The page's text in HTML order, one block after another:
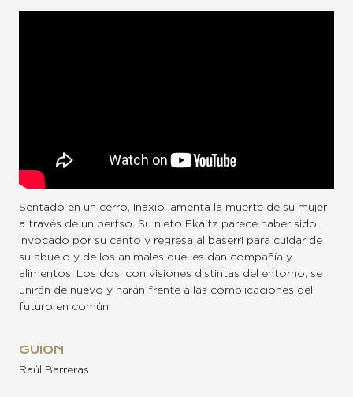
Sentado en un cerro, Inaxio lamenta la muerte de su mujer
a través de un bertso. Su nieto Ekaitz parece haber sido
invocado por su canto y regresa al baserri para cuidar de
su abuelo y de los animales que les dan compañía y
alimentos. Los dos, con visiones distintas del entorno, se
unirán de nuevo y harán frente a las complicaciones del
futuro en común.
GUION
Raúl Barreras